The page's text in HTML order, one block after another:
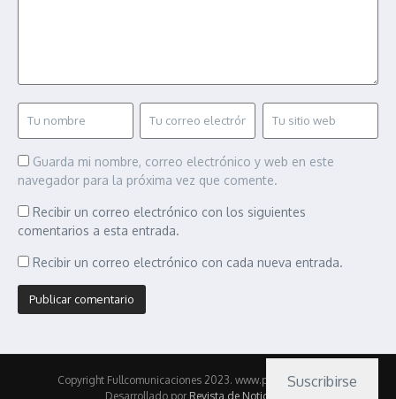
Guarda mi nombre, correo electrónico y web en este
navegador para la próxima vez que comente.
Recibir un correo electrónico con los siguientes
comentarios a esta entrada.
Recibir un correo electrónico con cada nueva entrada.
Copyright Fullcomunicaciones 2023. www.pasionmotor.cl |
Desarrollado por Revista de Noticias X
Suscribirse